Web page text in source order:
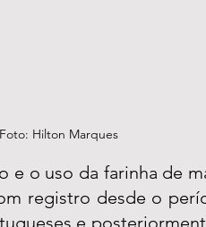
Foto: Hilton Marques
e o uso da farinha de
registro desde o
e